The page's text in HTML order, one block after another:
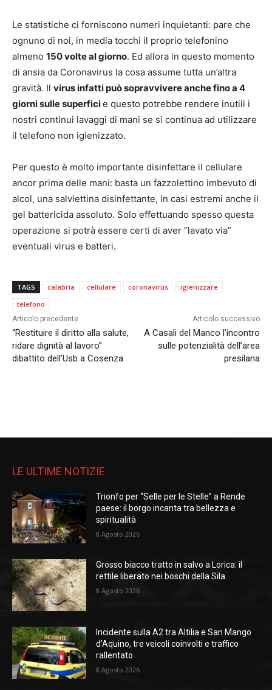
Le statistiche ci forniscono numeri inquietanti: pare che
ognuno di noi, in media tocchi il proprio telefonino
almeno 150 volte al giorno. Ed allora in questo momento
di ansia da Coronavirus la cosa assume tutta un’altra
gravità. Il virus infatti può sopravvivere anche fino a 4
giorni sulle superficie questo potrebbe rendere inutili i
nostri continui lavaggi di mani se si continua ad utilizzare
il telefono non igienizzato.
Per questo è molto importante disinfettare il cellulare
ancor prima delle mani: basta un fazzolettino imbevuto di
alcol, una salviettina disinfettante, in casi estremi anche il
gel battericida assoluto. Solo effettuando spesso questa
operazione si potrà essere certi di aver “lavato via”
eventuali virus e batteri.
TAGS calabria cellulare coronavirus
igienizzare
telefono
Articolo precedente
“Restituire il diritto alla salute,
ridare dignità al lavoro”
dibattito dell’Usb a Cosenza
Articolo successivo
A Casali del Manco l’incontro
sulle potenzialità dell’area
presilana
LE ULTIME NOTIZIE
Trionfo per “Selle per le Stelle” a Rende
paese: il borgo incanta tra bellezza e
spiritualità
8 Agosto 2026
Grosso biacco tratto in salvo a Lorica: il
rettile liberato nei boschi della Sila
8 Agosto 2026
Incidente sulla A2 tra Altilia e San Mango
d’Aquino, tre veicoli coinvolti e traffico
rallentato
8 Agosto 2026